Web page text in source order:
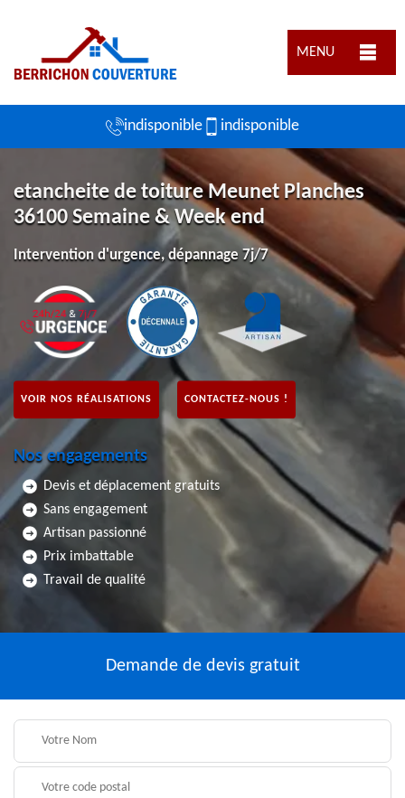
MENU
indisponible indisponible
etancheite de toiture Meunet Planches
36100 Semaine & Week end
Intervention d'urgence, dépannage 7j/7
VOIR NOS RÉALISATIONS CONTACTEZ-NOUS !
Nos engagements
Devis et déplacement gratuits
Sans engagement
Artisan passionné
Prix imbattable
Travail de qualité
Demande de devis gratuit